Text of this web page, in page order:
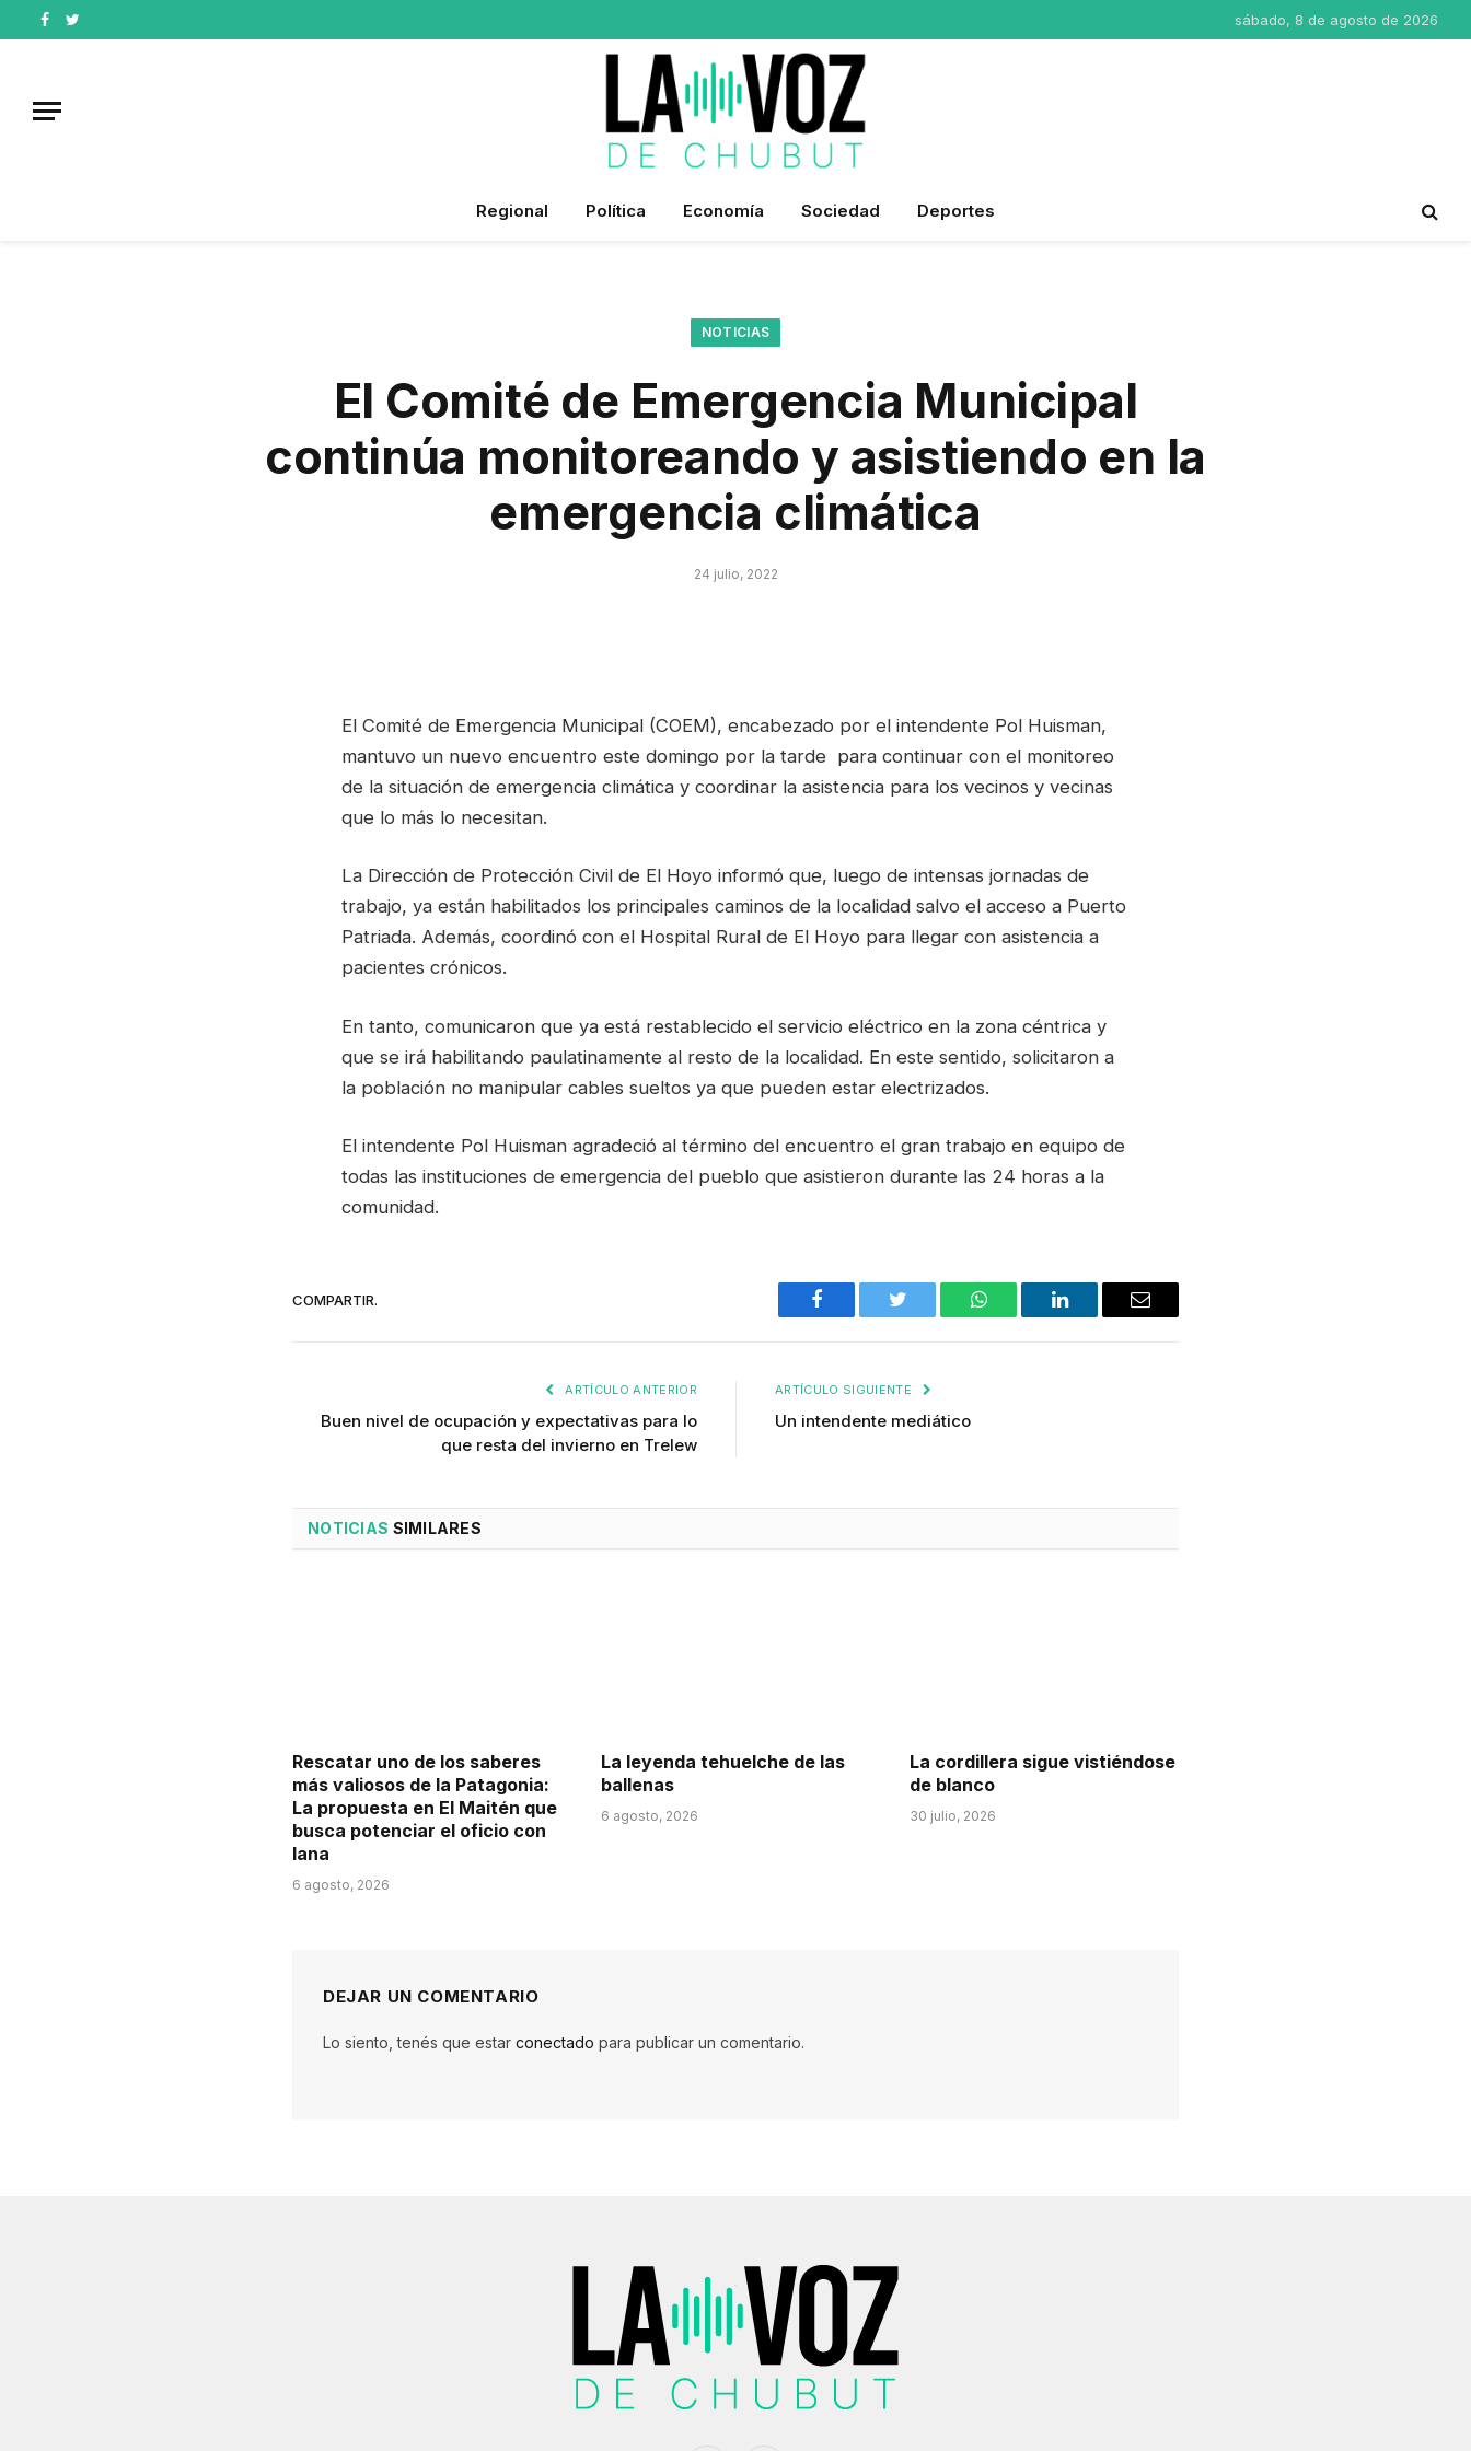
Facebook
Twitter
sábado, 8 de agosto de 2026
Regional Política Economía Sociedad Deportes
NOTICIAS
El Comité de Emergencia Municipal
continúa monitoreando y asistiendo en la
emergencia climática
24 julio, 2022
El Comité de Emergencia Municipal (COEM), encabezado por el intendente Pol Huisman,
mantuvo un nuevo encuentro este domingo por la tarde para continuar con el monitoreo
de la situación de emergencia climática y coordinar la asistencia para los vecinos y vecinas
que lo más lo necesitan.
La Dirección de Protección Civil de El Hoyo informó que, luego de intensas jornadas de
trabajo, ya están habilitados los principales caminos de la localidad salvo el acceso a Puerto
Patriada. Además, coordinó con el Hospital Rural de El Hoyo para llegar con asistencia a
pacientes crónicos.
En tanto, comunicaron que ya está restablecido el servicio eléctrico en la zona céntrica y
que se irá habilitando paulatinamente al resto de la localidad. En este sentido, solicitaron a
la población no manipular cables sueltos ya que pueden estar electrizados.
El intendente Pol Huisman agradeció al término del encuentro el gran trabajo en equipo de
todas las instituciones de emergencia del pueblo que asistieron durante las 24 horas a la
comunidad.
COMPARTIR.
Facebook Twitter WhatsAppLinkedIn Email
ARTÍCULO ANTERIOR
Buen nivel de ocupación y expectativas para lo
que resta del invierno en Trelew
ARTÍCULO SIGUIENTE
Un intendente mediático
NOTICIAS SIMILARES
Rescatar uno de los saberes
más valiosos de la Patagonia:
La propuesta en El Maitén que
busca potenciar el oficio con
lana
6 agosto, 2026
La leyenda tehuelche de las
ballenas
6 agosto, 2026
La cordillera sigue vistiéndose
de blanco
30 julio, 2026
DEJAR UN COMENTARIO
Lo siento, tenés que estar conectado para publicar un comentario.